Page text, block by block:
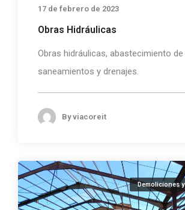
17 de febrero de 2023
Obras Hidráulicas
Obras hidráulicas, abastecimiento de
saneamientos y drenajes.
Byviacoreit
Demoliciones